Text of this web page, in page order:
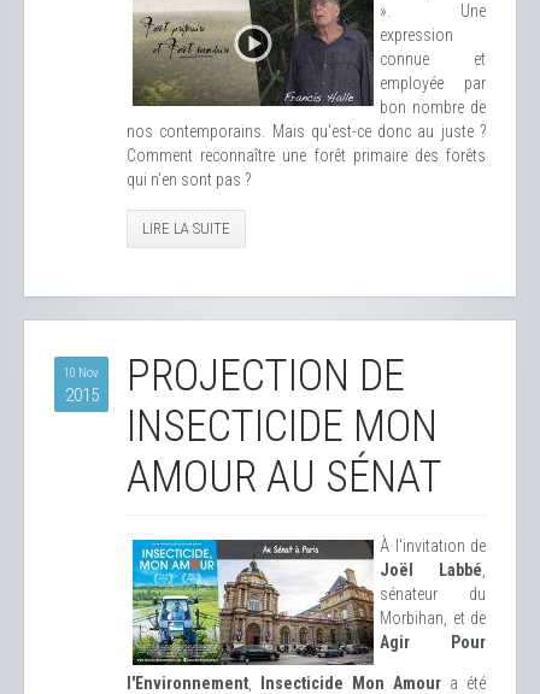
». Une
expression
connue et
employée par
bon nombre de
nos contemporains. Mais qu'est-ce donc au juste ?
Comment reconnaître une forêt primaire des forêts
qui n'en sont pas ?
LIRE LA SUITE
10 Nov
2015
PROJECTION DE
INSECTICIDE MON
AMOUR AU SÉNAT
À l'invitation de
Joël Labbé
sénateur du
Morbihan, et de
Agir Pour
l'Environnement Insecticide Mon Amour a été